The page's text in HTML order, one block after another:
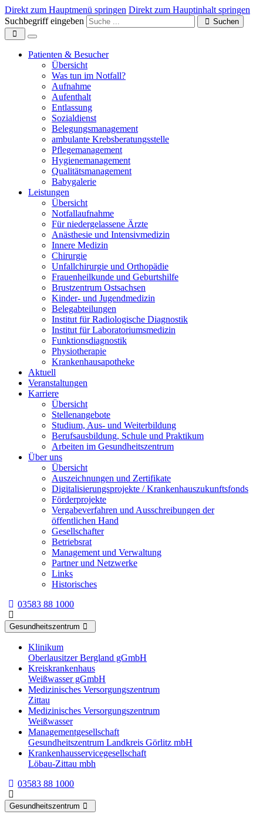
Direkt zum Hauptmenü springen Direkt zum Hauptinhalt springen
Suchbegriff eingeben
Suchen
Patienten & Besucher
Übersicht
Was tun im Notfall?
Aufnahme
Aufenthalt
Entlassung
Sozialdienst
Belegungsmanagement
ambulante Krebsberatungsstelle
Pflegemanagement
Hygienemanagement
Qualitätsmanagement
Babygalerie
Leistungen
Übersicht
Notfallaufnahme
Für niedergelassene Ärzte
Anästhesie und Intensivmedizin
Innere Medizin
Chirurgie
Unfallchirurgie und Orthopädie
Frauenheilkunde und Geburtshilfe
Brustzentrum Ostsachsen
Kinder- und Jugendmedizin
Belegabteilungen
Institut für Radiologische Diagnostik
Institut für Laboratoriumsmedizin
Funktionsdiagnostik
Physiotherapie
Krankenhausapotheke
Aktuell
Veranstaltungen
Karriere
Übersicht
Stellenangebote
Studium, Aus- und Weiterbildung
Berufsausbildung, Schule und Praktikum
Arbeiten im Gesundheitszentrum
Über uns
Übersicht
Auszeichnungen und Zertifikate
Digitalisierungsprojekte / Krankenhauszukunftsfonds
Förderprojekte
Vergabeverfahren und Ausschreibungen der
öffentlichen Hand
Gesellschafter
Betriebsrat
Management und Verwaltung
Partner und Netzwerke
Links
Historisches
03583 88 1000
Gesundheitszentrum
Klinikum
Oberlausitzer Bergland gGmbH
Kreiskrankenhaus
Weißwasser gGmbH
Medizinisches Versorgungszentrum
Zittau
Medizinisches Versorgungszentrum
Weißwasser
Managementgesellschaft
Gesundheitszentrum Landkreis Görlitz mbH
Krankenhausservicegesellschaft
Löbau-Zittau mbh
03583 88 1000
Gesundheitszentrum